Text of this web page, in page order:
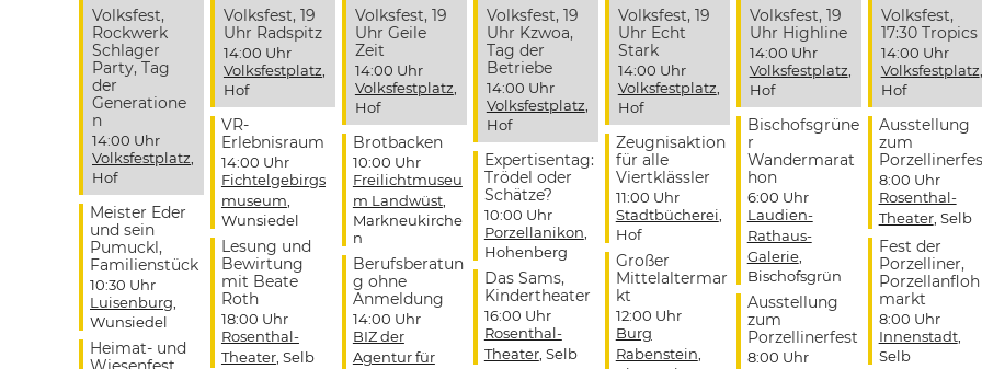
Volksfest,
Rockwerk
Schlager
Party, Tag
der
Generatione
n
14:00 Uhr
Volksfestplatz,
Hof
Meister Eder
und sein
Pumuckl,
Familienstück
10:30 Uhr
Luisenburg,
Wunsiedel
Heimat- und
Volksfest, 19
Uhr Radspitz
14:00 Uhr
Volksfestplatz,
Hof
VR-
Erlebnisraum
14:00 Uhr
Fichtelgebirgs
museum,
Wunsiedel
Lesung und
Bewirtung
mit Beate
Roth
18:00 Uhr
Rosenthal-
Theater, Selb
Volksfest, 19
Uhr Geile
Zeit
14:00 Uhr
Volksfestplatz,
Hof
Brotbacken
10:00 Uhr
Freilichtmuseu
m Landwüst,
Markneukirche
n
Berufsberatun
g ohne
Anmeldung
14:00 Uhr
BIZ der
Agentur für
Volksfest, 19
Uhr Kzwoa,
Tag der
Betriebe
14:00 Uhr
Volksfestplatz,
Hof
Expertisentag:
Trödel oder
Schätze?
10:00 Uhr
Porzellanikon,
Hohenberg
Das Sams,
Kindertheater
16:00 Uhr
Rosenthal-
Theater, Selb
Volksfest, 19
Uhr Echt
Stark
14:00 Uhr
Volksfestplatz,
Hof
Zeugnisaktion
für alle
Viertklässler
11:00 Uhr
Stadtbücherei,
Hof
Großer
Mittelaltermar
kt
12:00 Uhr
Burg
Rabenstein,
Volksfest, 19
Uhr Highline
14:00 Uhr
Volksfestplatz,
Hof
Bischofsgrüne
r
Wandermarat
hon
6:00 Uhr
Laudien-
Rathaus-
Galerie,
Bischofsgrün
Ausstellung
zum
Porzellinerfest
8:00 Uhr
Volksfest,
17:30 Tropics
14:00 Uhr
Volksfestplatz,
Hof
Ausstellung
zum
8:00 Uhr
Rosenthal-
Theater, Selb
Fest der
Porzelliner,
Porzellanfloh
markt
8:00 Uhr
Innenstadt,
Selb